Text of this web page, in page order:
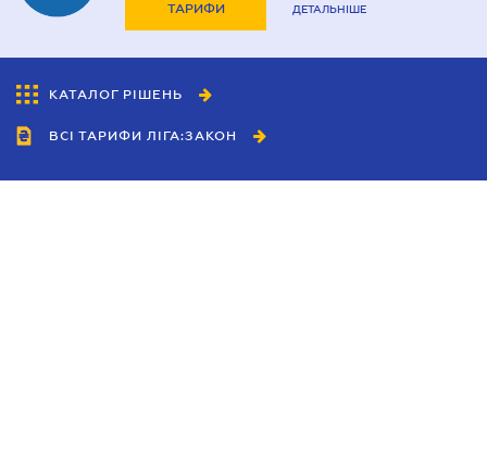
ТАРИФИ ДЕТАЛЬНІШЕ
КАТАЛОГ РІШЕНЬ
ВСІ ТАРИФИ ЛІГА:ЗАКОН